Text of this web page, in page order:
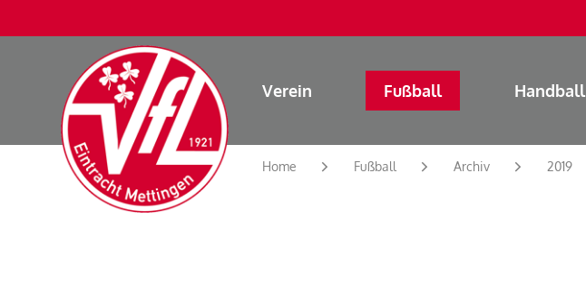
Verein Fußball Handball
Home Fußball Archiv 2019